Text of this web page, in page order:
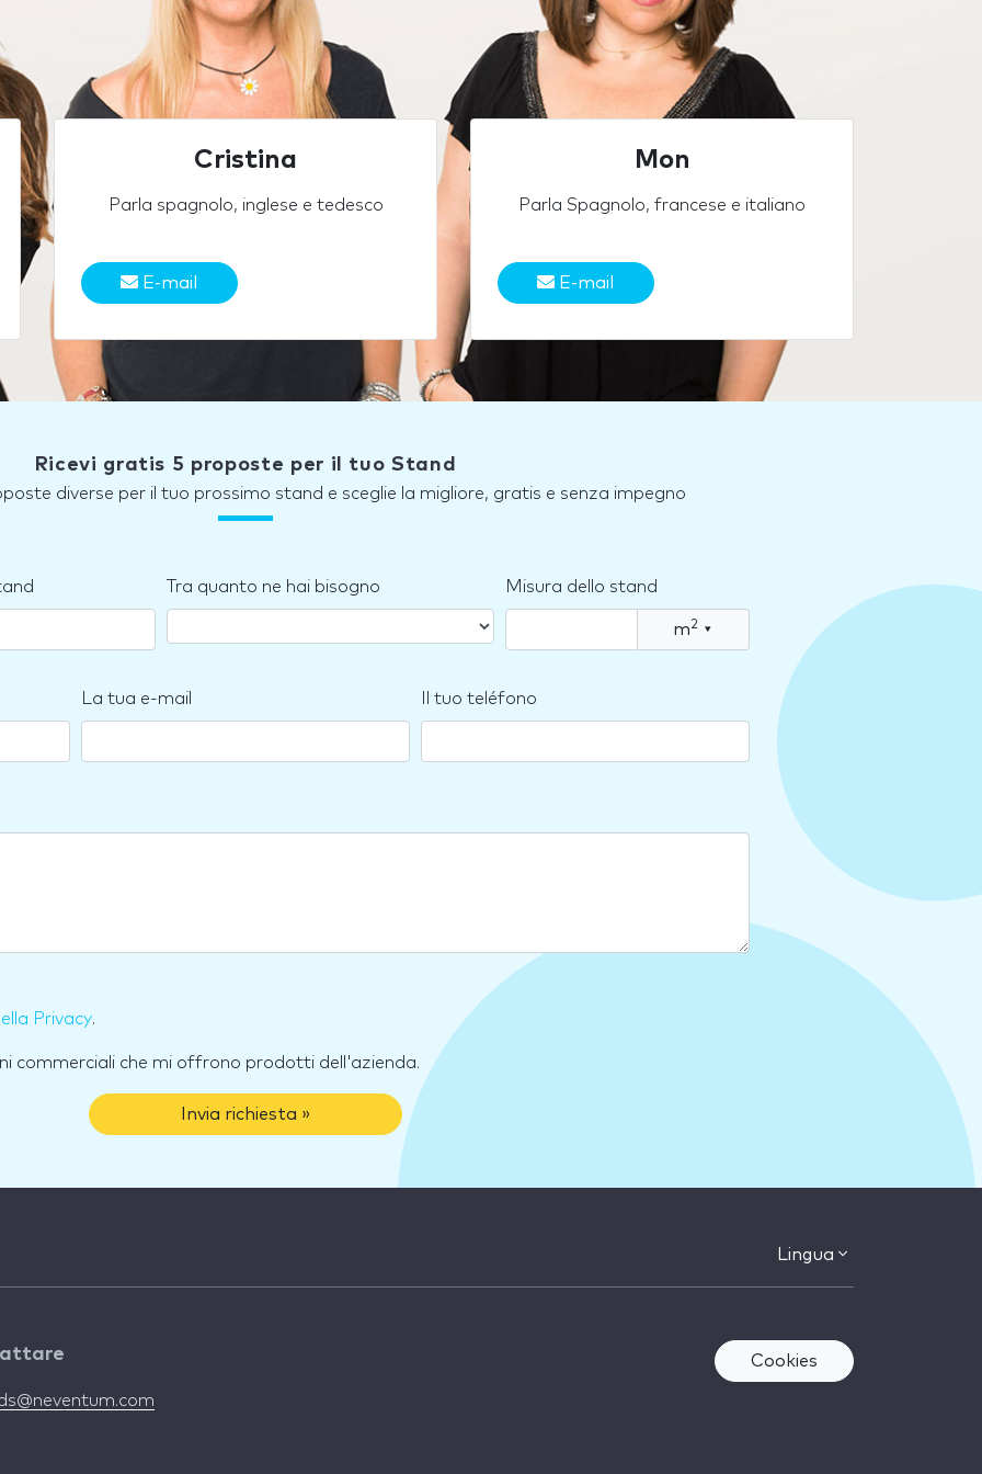
Cristina
Parla spagnolo, inglese e tedesco
E-mail
Mon
Parla Spagnolo, francese e italiano
E-mail
Ricevi gratis 5 proposte per il tuo Stand
diverse per il tuo prossimo stand e sceglie la migliore, gratis e senza impegno
Tra quanto ne hai bisogno Misura dello stand
m2 ▾
La tua e-mail Il tuo teléfono
Privacy.
commerciali che mi offrono prodotti dell'azienda.
Invia richiesta »
Lingua
Cookies